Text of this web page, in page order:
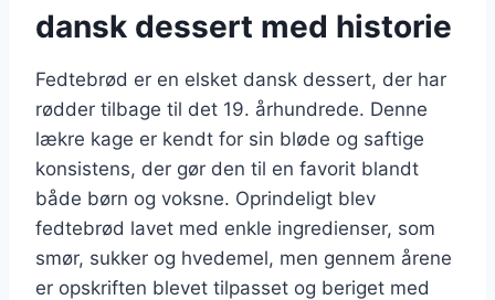
dansk dessert med historie
Fedtebrød er en elsket dansk dessert, der har
rødder tilbage til det 19. århundrede. Denne
lækre kage er kendt for sin bløde og saftige
konsistens, der gør den til en favorit blandt
både børn og voksne. Oprindeligt blev
fedtebrød lavet med enkle ingredienser, som
smør, sukker og hvedemel, men gennem årene
er opskriften blevet tilpasset og beriget med